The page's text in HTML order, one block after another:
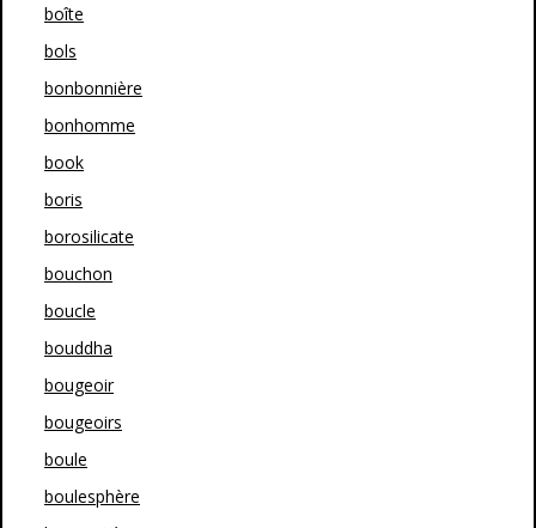
boîte
bols
bonbonnière
bonhomme
book
boris
borosilicate
bouchon
boucle
bouddha
bougeoir
bougeoirs
boule
boulesphère